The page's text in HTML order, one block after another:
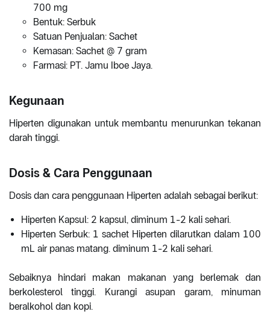
700 mg
Bentuk: Serbuk
Satuan Penjualan: Sachet
Kemasan: Sachet @ 7 gram
Farmasi: PT. Jamu Iboe Jaya.
Kegunaan
Hiperten digunakan untuk membantu menurunkan tekanan
darah tinggi.
Dosis & Cara Penggunaan
Dosis dan cara penggunaan Hiperten adalah sebagai berikut:
Hiperten Kapsul: 2 kapsul, diminum 1-2 kali sehari.
Hiperten Serbuk: 1 sachet Hiperten dilarutkan dalam 100
mL air panas matang. diminum 1-2 kali sehari.
Sebaiknya hindari makan makanan yang berlemak dan
berkolesterol tinggi. Kurangi asupan garam, minuman
beralkohol dan kopi.